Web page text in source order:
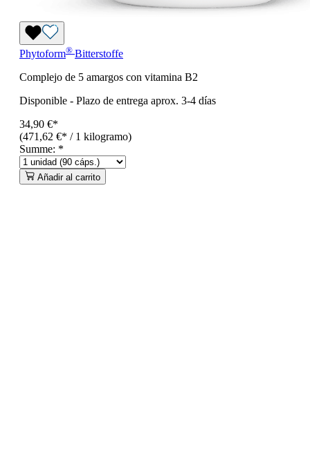
Phytoform® Bitterstoffe
Complejo de 5 amargos con vitamina B2
Disponible - Plazo de entrega aprox. 3-4 días
34,90 €*
(471,62 €* / 1 kilogramo)
Summe: *
Añadir al carrito